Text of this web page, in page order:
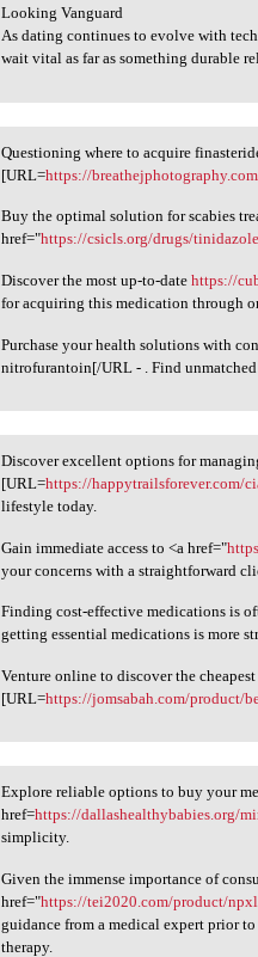
Looking Vanguard
As dating continues to evolve with
wait vital as far as something durable
Questioning where to acquire
Questioning where to acquire
[URL=https://
Buy the optimal solution for scabies
href="https://csicls.org/drugs/
Discover the most up-to-datehttps://
for acquiring this medication through
Purchase your health solutions with
nitrofurantoin[/URL - . Find
Discover excellent options
Discover excellent options for
[URL=https://happytrailsforever.com/
lifestyle today.
Gain immediate access to <a href="
your concerns with a straightforward
Finding cost-effective medications is
getting essential medications is more
Venture online to discover the
[URL=https://jomsabah.com/product/
Explore reliable options to
Explore reliable options to buy your
href=https://dallashealthybabies.org/
simplicity.
Given the immense importance of
href="https://tei2020.com/product/
guidance from a medical expert prior
therapy.